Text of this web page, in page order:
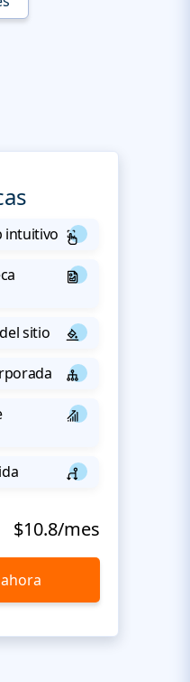
intuitivo
sitio
$10.8/mes